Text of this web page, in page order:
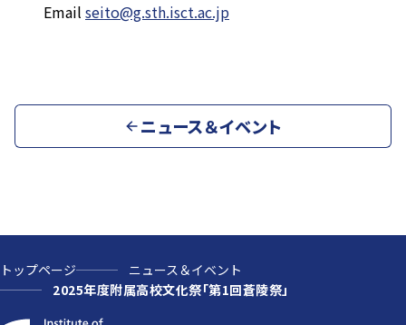
Email seito@g.sth.isct.ac.jp
ニュース＆イベント
トップページ
ニュース＆イベント
2025年度附属高校文化祭「第1回蒼陵祭」